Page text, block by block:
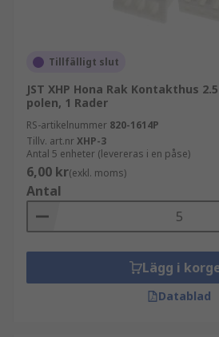
Tillfälligt slut
JST XHP Hona Rak Kontakthus
polen, 1 Rader
RS-artikelnummer 820-1614P
Tillv. art.nrXHP-3
Antal 5 enheter (levereras i en påse)
6,00 kr(exkl. moms)
Antal
Lägg i
Datablad